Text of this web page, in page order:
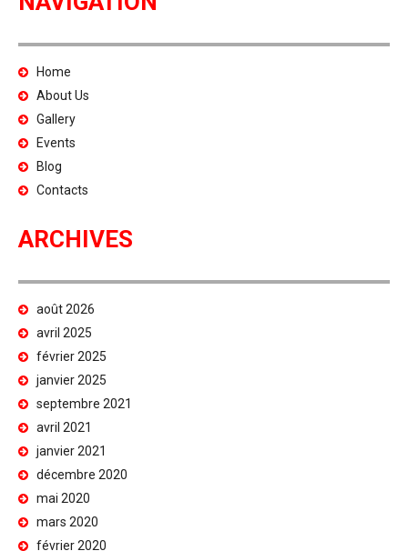
Home
About Us
Gallery
Events
Blog
Contacts
ARCHIVES
août 2026
avril 2025
février 2025
janvier 2025
septembre 2021
avril 2021
janvier 2021
décembre 2020
mai 2020
mars 2020
février 2020